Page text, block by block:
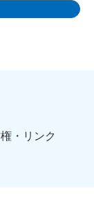
・リンク